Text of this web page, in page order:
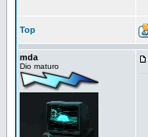
Top
mda
Dio maturo